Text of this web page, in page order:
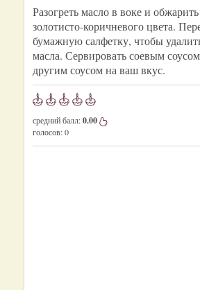
Разогреть масло в воке и
золотисто-коричневого цвета.
бумажную салфетку, чтобы
масла. Сервировать соевым
другим соусом на ваш вкус.
средний балл:0.00
голосов:0